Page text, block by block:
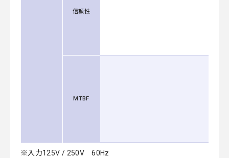
信頼性
MTBF
※入力125V / 250V 60Hz